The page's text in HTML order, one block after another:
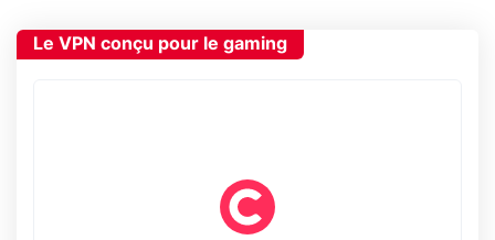
Le VPN conçu pour le gaming